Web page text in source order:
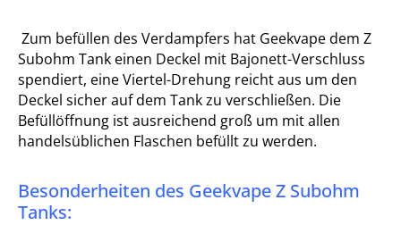
Zum befüllen des Verdampfers hat Geekvape dem Z
Subohm Tank einen Deckel mit Bajonett-Verschluss
spendiert, eine Viertel-Drehung reicht aus um den
Deckel sicher auf dem Tank zu verschließen. Die
Befüllöffnung ist ausreichend groß um mit allen
handelsüblichen Flaschen befüllt zu werden.
Besonderheiten des Geekvape Z Subohm
Tanks: